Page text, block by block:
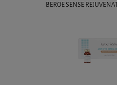
BEROE SENSE